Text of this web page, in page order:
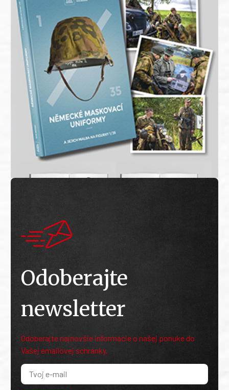
Odoberajte
newsletter
Odoberajte najnovšie informácie o našej ponuke do
Vašej emailovej schránky.